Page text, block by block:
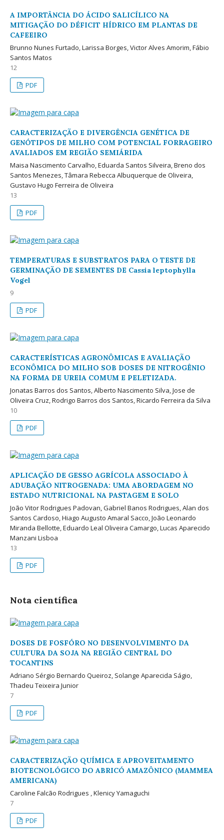
A IMPORTÂNCIA DO ÁCIDO SALICÍLICO NA
MITIGAÇÃO DO DÉFICIT HÍDRICO EM PLANTAS DE
CAFEEIRO
Brunno Nunes Furtado, Larissa Borges, Victor Alves Amorim, Fábio
Santos Matos
12
PDF
CARACTERIZAÇÃO E DIVERGÊNCIA GENÉTICA DE
GENÓTIPOS DE MILHO COM POTENCIAL FORRAGEIRO
AVALIADOS EM REGIÃO SEMIÁRIDA
Maisa Nascimento Carvalho, Eduarda Santos Silveira, Breno dos
Santos Menezes, Tâmara Rebecca Albuquerque de Oliveira,
Gustavo Hugo Ferreira de Oliveira
13
PDF
TEMPERATURAS E SUBSTRATOS PARA O TESTE DE
GERMINAÇÃO DE SEMENTES DE Cassia leptophylla
Vogel
9
PDF
CARACTERÍSTICAS AGRONÔMICAS E AVALIAÇÃO
ECONÔMICA DO MILHO SOB DOSES DE NITROGÊNIO
NA FORMA DE UREIA COMUM E PELETIZADA.
Jonatas Barros dos Santos, Alberto Nascimento Silva, Jose de
Oliveira Cruz, Rodrigo Barros dos Santos, Ricardo Ferreira da Silva
10
PDF
APLICAÇÃO DE GESSO AGRÍCOLA ASSOCIADO À
ADUBAÇÃO NITROGENADA: UMA ABORDAGEM NO
ESTADO NUTRICIONAL NA PASTAGEM E SOLO
João Vitor Rodrigues Padovan, Gabriel Banos Rodrigues, Alan dos
Santos Cardoso, Hiago Augusto Amaral Sacco, João Leonardo
Miranda Bellotte, Eduardo Leal Oliveira Camargo, Lucas Aparecido
Manzani Lisboa
13
PDF
Nota científica
DOSES DE FOSFÓRO NO DESENVOLVIMENTO DA
CULTURA DA SOJA NA REGIÃO CENTRAL DO
TOCANTINS
Adriano Sérgio Bernardo Queiroz, Solange Aparecida Ságio,
Thadeu Teixeira Junior
7
PDF
CARACTERIZAÇÃO QUÍMICA E APROVEITAMENTO
BIOTECNOLÓGICO DO ABRICÓ AMAZÔNICO (MAMMEA
AMERICANA)
Caroline Falcão Rodrigues , Klenicy Yamaguchi
7
PDF